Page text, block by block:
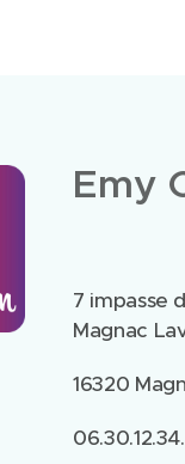
Emy
7 impasse
Magnac
16320